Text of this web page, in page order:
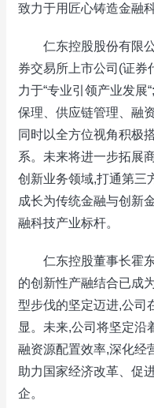
致力于用匠心铸造金融
仁东控股股份有限公
券交易所上市公司(证券
力于“专业引领产业发展
保理、供应链管理、融
同时以全方位视角积极
系。未来将进一步拓展
创新业务领域,打通第三
成长为传统金融与创新
融科技产业标杆。
仁东控股董事长霍东
的创新性产融结合已成
型步伐的坚定迈进,公司
显。未来,公司将坚定沿
融资源配置效率,深化经
助力国家经济改革、促
企。